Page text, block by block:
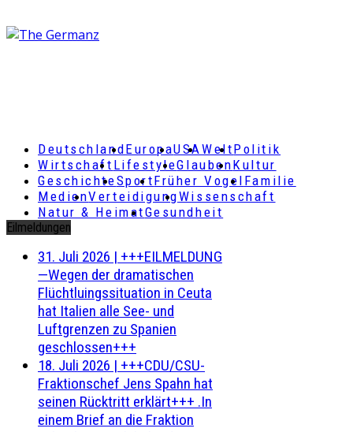
DeutschlandEuropaUSAWeltPolitik
Wirtschaft LifestyleGlaubenKultur
GeschichteSportFrüher Vogel Familie
MedienVerteidigungWissenschaft
Natur & HeimatGesundheit
Eilmeldungen
31. Juli 2026 | +++EILMELDUNG
—Wegen der dramatischen
Flüchtluingssituation in Ceuta
hat Italien alle See- und
Luftgrenzen zu Spanien
geschlossen+++
18. Juli 2026 | +++CDU/CSU-
Fraktionschef Jens Spahn hat
seinen Rücktritt erklärt+++ .In
einem Brief an die Fraktion